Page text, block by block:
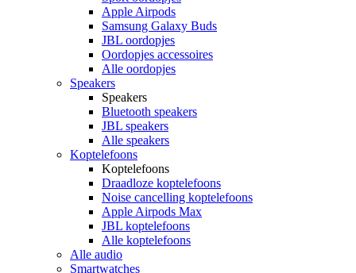
Apple Airpods
Samsung Galaxy Buds
JBL oordopjes
Oordopjes accessoires
Alle oordopjes
Speakers
Speakers
Bluetooth speakers
JBL speakers
Alle speakers
Koptelefoons
Koptelefoons
Draadloze koptelefoons
Noise cancelling koptelefoons
Apple Airpods Max
JBL koptelefoons
Alle koptelefoons
Alle audio
Smartwatches